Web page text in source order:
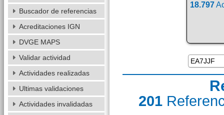
18.797
201
Buscador de referencias
Acreditaciones IGN
DVGE MAPS
Validar actividad
Actividades realizadas
Ultimas validaciones
Actividades invalidadas